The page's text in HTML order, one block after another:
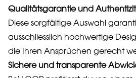
Qualitätsgarantie und
Diese sorgfältige Auswahl
ausschliesslich hochwertige
die Ihren Ansprüchen gerecht
Sichere und transparente